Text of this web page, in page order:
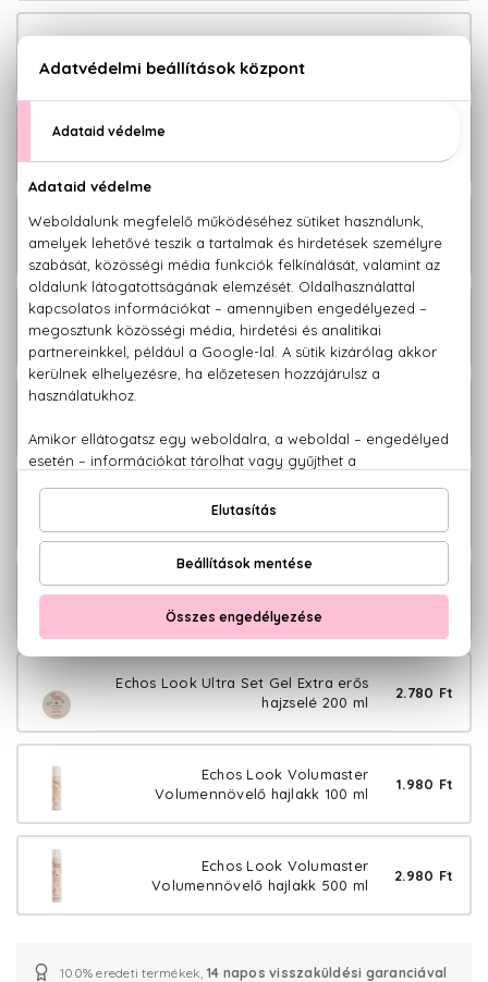
szérum 100 ml
Echos Look Hair Volumizer Hajtőemelő
Echos Look Heat Protector Hővédő
spray 200 ml
3.980 Ft
Echos Look Liss Styler Hajsimító
folyadék 225 ml
sós hajspray 200 ml
Echos Look Twister Cream Göndörítő
krém 225 ml
3.280 Ft
Echos Look Ultra Set Gel Extra erős
hajzselé 200 ml
2.780 Ft
Echos Look Volumaster
Volumennövelő hajlakk 100 ml
1.980 Ft
Echos Look Volumaster
Volumennövelő hajlakk 500 ml
2.980 Ft
100% eredeti termékek, 14 napos visszaküldési garanciával